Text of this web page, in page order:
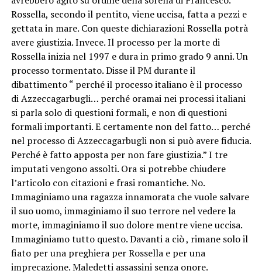
Rossella, secondo il pentito, viene uccisa, fatta a pezzi e
gettata in mare. Con queste dichiarazioni Rossella potrà
avere giustizia. Invece. Il processo per la morte di
Rossella inizia nel 1997 e dura in primo grado 9 anni. Un
processo tormentato. Disse il PM durante il
dibattimento “ perché il processo italiano è il processo
di Azzeccagarbugli… perché oramai nei processi italiani
si parla solo di questioni formali, e non di questioni
formali importanti. E certamente non del fatto… perché
nel processo di Azzeccagarbugli non si può avere fiducia.
Perché è fatto apposta per non fare giustizia.” I tre
imputati vengono assolti. Ora si potrebbe chiudere
l’articolo con citazioni e frasi romantiche. No.
Immaginiamo una ragazza innamorata che vuole salvare
il suo uomo, immaginiamo il suo terrore nel vedere la
morte, immaginiamo il suo dolore mentre viene uccisa.
Immaginiamo tutto questo. Davanti a ciò , rimane solo il
fiato per una preghiera per Rossella e per una
imprecazione. Maledetti assassini senza onore.